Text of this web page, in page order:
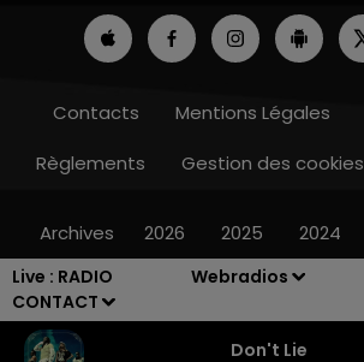
Live : RADIO
CONTACT
Webradios
Don't Lie
Contacts Mentions Légales
Règlements
Gestion des cookies
Archives 2026 2025 2024